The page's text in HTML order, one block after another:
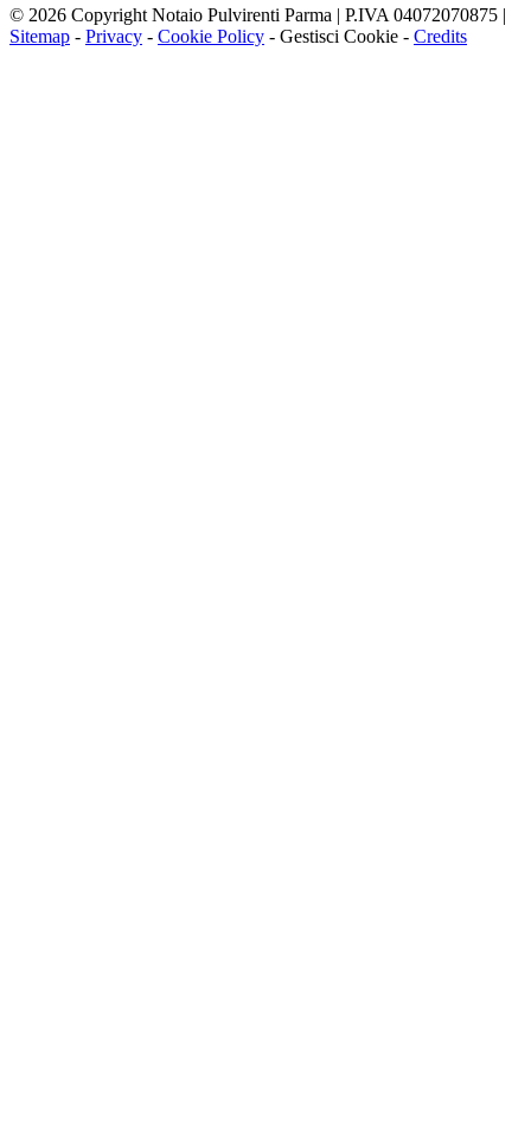
© 2026 Copyright Notaio Pulvirenti Parma | P.IVA 04072070875 |
Sitemap - Privacy - Cookie Policy - Gestisci Cookie - Credits